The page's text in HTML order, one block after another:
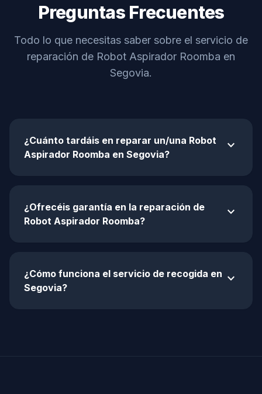
Preguntas Frecuentes
Todo lo que necesitas saber sobre el servicio de
reparación de Robot Aspirador Roomba en
Segovia.
¿Cuánto tardáis en reparar un/una Robot
Aspirador Roomba en Segovia?
expand_more
¿Ofrecéis garantía en la reparación de
Robot Aspirador Roomba?
expand_more
¿Cómo funciona el servicio de recogida en
Segovia?
expand_more